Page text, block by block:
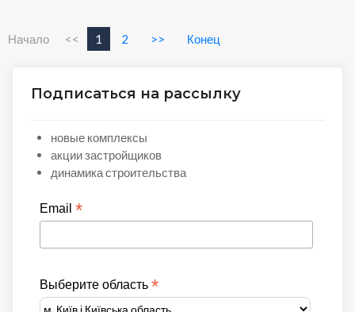
Начало << 1 2 >> Конец
Подписаться на рассылку
новые комплексы
акции застройщиков
динамика строительства
Email *
Выберите область *